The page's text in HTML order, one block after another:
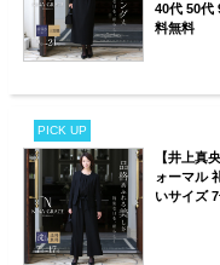
40代 50代
料無料
PICK UP
【井上真
ォーマル
いサイズ